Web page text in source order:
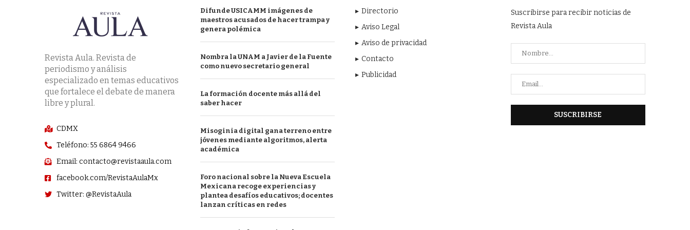
Revista Aula. Revista de
periodismo y análisis
especializado en temas educativos
que fortalece el debate de manera
libre y plural.
CDMX
Teléfono: 55 6864 9466
Email: contacto@revistaaula.com
facebook.com/RevistaAulaMx
Twitter: @RevistaAula
Difunde USICAMM imágenes de
maestros acusados de hacer trampa y
genera polémica
Nombra la UNAM a Javier de la Fuente
como nuevo secretario general
La formación docente más allá del
saber hacer
Misoginia digital gana terreno entre
jóvenes mediante algoritmos, alerta
académica
Foro nacional sobre la Nueva Escuela
Mexicana recoge experiencias y
plantea desafíos educativos; docentes
lanzan críticas en redes
Directorio
Aviso Legal
Aviso de privacidad
Contacto
Publicidad
Suscribirse para recibir noticias de
Revista Aula